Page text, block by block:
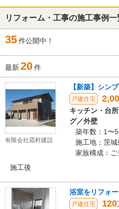
リフォーム・工事の施工事例一
35件公開中！
最新20件
有限会社霜村建設
【新築】シン
戸建住宅
キッチン・台
グ／外壁
築年数：1〜
施工地：茨城
家族構成：ご
施工後
浴室をリフォ
戸建住宅 120